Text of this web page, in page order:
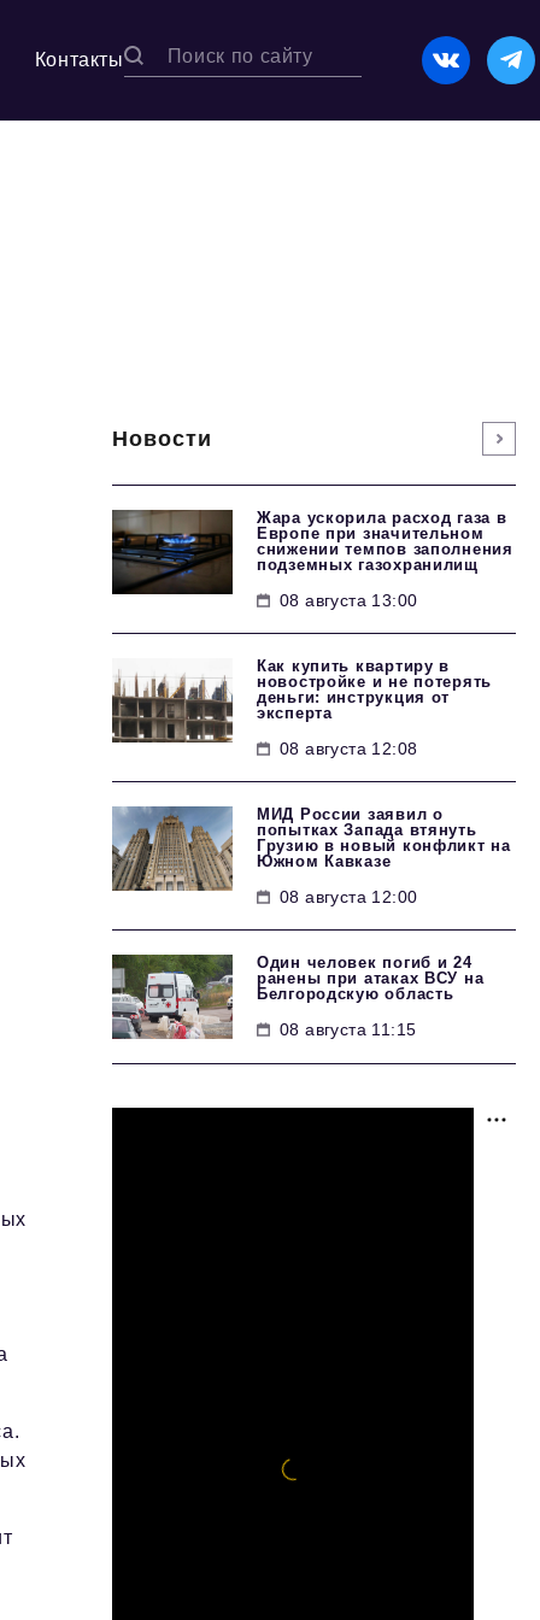
Контакты
Новости
Жара ускорила расход газа в
Европе при значительном
снижении темпов заполнения
подземных газохранилищ
08 августа 13:00
Как купить квартиру в
новостройке и не потерять
деньги: инструкция от
эксперта
08 августа 12:08
МИД России заявил о
попытках Запада втянуть
Грузию в новый конфликт на
Южном Кавказе
08 августа 12:00
Один человек погиб и 24
ранены при атаках ВСУ на
Белгородскую область
08 августа 11:15